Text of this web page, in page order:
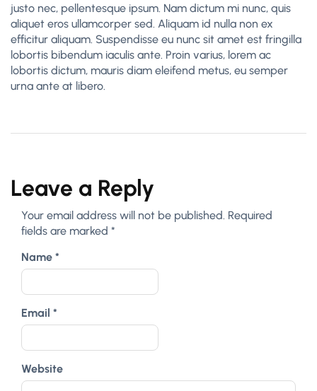
justo nec, pellentesque ipsum. Nam dictum mi nunc, quis
aliquet eros ullamcorper sed. Aliquam id nulla non ex
efficitur aliquam. Suspendisse eu nunc sit amet est fringilla
lobortis bibendum iaculis ante. Proin varius, lorem ac
lobortis dictum, mauris diam eleifend metus, eu semper
urna ante at libero.
Leave a Reply
Your email address will not be published. Required
fields are marked *
Name *
Email *
Website